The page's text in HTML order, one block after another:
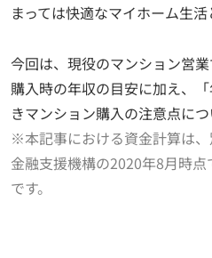
まっては快適なマイホーム生活
今回は、現役のマンション営
購入時の年収の目安に加え、
きマンション購入の注意点に
※本記事における資金計算は
金融支援機構の2020年8月時
です。